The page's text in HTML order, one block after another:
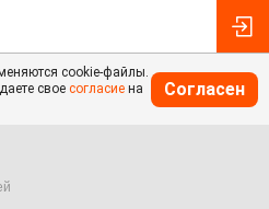
cookie-файлы.
свое согласие на
Согласен